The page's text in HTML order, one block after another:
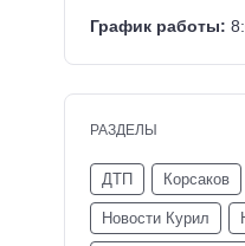
График работы:
РАЗДЕЛЫ
ДТП Корсаков
Новости Курил